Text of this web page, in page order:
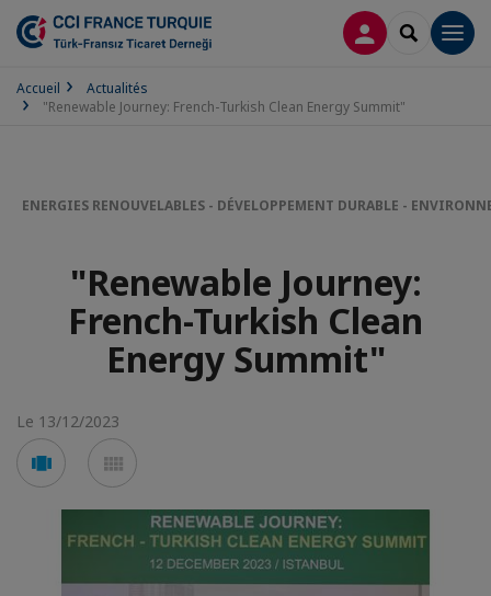
CONNEXION
Accueil
Actualités
"Renewable Journey: French-Turkish Clean Energy Summit"
ENERGIES RENOUVELABLES - DÉVELOPPEMENT DURABLE -
"Renewable Journey:
French-Turkish Clean
Energy Summit"
Le 13/12/2023
Voir
en
en
mosaïque